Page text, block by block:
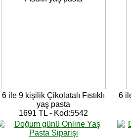
6 ile 9 kişilik Çikolatalı Fıstıklı
yaş pasta
1691 TL - Kod:5542
6